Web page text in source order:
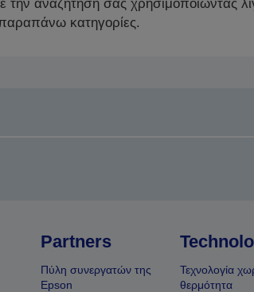
αναζήτησή σας χρησιμοποιώντας
παραπάνω κατηγορίες.
Partners
Πύλη συνεργατών της
Epson
Τεχνολογία
θερμότητα